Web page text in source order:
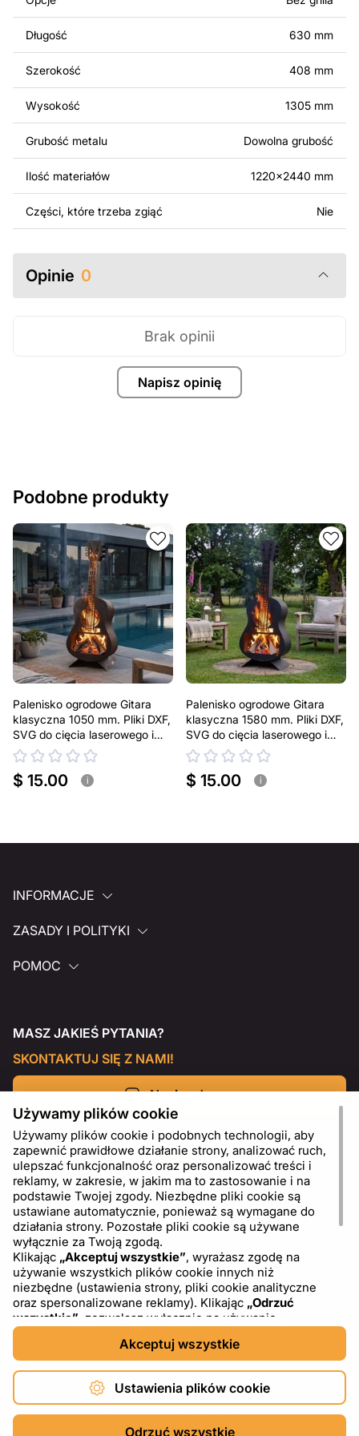
komercyjnego, w tym do sprzedaży produktów
wykonanych na podstawie tych projektów. Należy
jednak pamiętać, że odsprzedaż lub udostępnianie
oryginalnych bądź zmodyfikowanych plików jest
surowo zabronione.
Za dodatkową opłatą możemy dostosować projekt
poprzez dodanie tekstu, obrazów lub logo Twojej firmy
albo wprowadzenie innych modyfikacji według Twoich
potrzeb. Jeśli potrzebujesz indywidualnego projektu
zawsze chętnie pomożemy.
Długość 630 mm
Szerokość 408 mm
Wysokość 1305 mm
Grubość metalu Dowolna grubość
Ilość materiałów 1220x2440 mm
Części, które trzeba zgiąć Nie
Opinie 0
Napisz opinię
Brak opinii
Podobne produkty
Palenisko ogrodowe Gitara
klasyczna 1050 mm. Pliki DXF,
SVG do cięcia laserowego i
plazmowego
$ 15.00 i
Palenisko ogrodowe Gitara
klasyczna 1580 mm. Pliki DXF,
SVG do cięcia laserowego i
plazmowego
$ 15.00 i
INFORMACJE
ZASADY I POLITYKI
POMOC
MASZ JAKIEŚ PYTANIA?
SKONTAKTUJ SIĘ Z NAMI!
Napisz do nas
Copyright © 2026 DXF4YOU.
PL USD - US Dollar ($)
Używamy plików cookie
Używamy plików cookie i podobnych technologii, aby
zapewnić prawidłowe działanie strony, analizować ruch,
ulepszać funkcjonalność oraz personalizować treści i
reklamy, w zakresie, w jakim ma to zastosowanie i na
podstawie Twojej zgody. Niezbędne pliki cookie są
ustawiane automatycznie, ponieważ są wymagane do
działania strony. Pozostałe pliki cookie są używane
wyłącznie za Twoją zgodą.
Klikając „Akceptuj wszystkie”, wyrażasz zgodę na
używanie wszystkich plików cookie innych niż
niezbędne (ustawienia strony, pliki cookie analityczne
oraz spersonalizowane reklamy). Klikając „Odrzuć
wszystkie” , zezwalasz wyłącznie na używanie
niezbędnych plików cookie. Klikając
, możesz wybrać, które kategorie plików cookie
chcesz zaakceptować lub zablokować. Możesz w
dowolnym momencie zmienić lub wycofać swoją zgodę,
korzystając z linku „Ustawienia plików cookie” w dolnej
części strony. Więcej informacji na temat korzystania z
plików cookie, w tym o dostawcach zewnętrznych,
Akceptuj wszystkie
Ustawienia plików cookie
Odrzuć wszystkie